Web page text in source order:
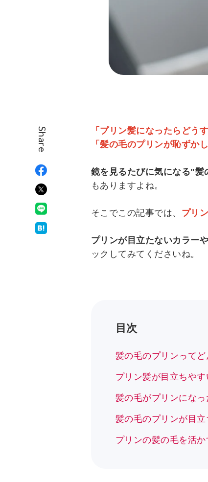
Share
「プリン髪になったらどうす
「髪の毛のプリンが恥ずかし
鏡を見るたびに気になる"髪
もありますよね。
そこでこの記事では、 プリ
プリンが目立たないカラー
ックしてみてくださいね。
目次
髪の毛のプリンってど
プリン髪が目立ちや
髪の毛がプリンにな
髪の毛のプリンが目
プリンの髪の毛を活